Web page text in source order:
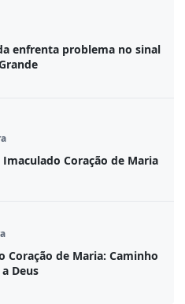
enfrenta problema no sinal
Imaculado Coração de Maria
Coração de Maria: Caminho
Deus